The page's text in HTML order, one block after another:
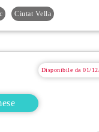
Ciutat Vella
Disponibile da 01/